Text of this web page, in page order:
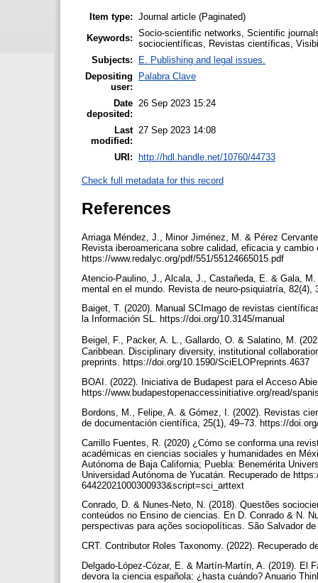
Item type: Journal article (Paginated)
Keywords: Socio-scientific networks, Scientific
sociocientíficas, Revistas científicas,
Subjects:
E. Publishing and legal issues.
Depositing
user:
Palabra Clave
Date
deposited:
26 Sep 2023 15:24
Last
modified:
27 Sep 2023 14:08
URI: http://hdl.handle.net/10760/44733
Check full metadata for this record
References
Arriaga Méndez, J., Minor Jiménez, M. & Pérez
Revista iberoamericana sobre calidad, eficacia y
https://www.redalyc.org/pdf/551/55124665015.pdf
Atencio-Paulino, J., Alcala, J., Castañeda, E. & Gala,
mental en el mundo. Revista de neuro-psiquiatría,
Baiget, T. (2020). Manual SCImago de revistas
la Información SL. https://doi.org/10.3145/manual
Beigel, F., Packer, A. L., Gallardo, O. & Salatino, M.
Caribbean. Disciplinary diversity, institutional
preprints. https://doi.org/10.1590/SciELOPreprints.4637
BOAI. (2022). Iniciativa de Budapest para el Acceso
https://www.budapestopenaccessinitiative.org/read/
Bordons, M., Felipe, A. & Gómez, I. (2002). Revistas
de documentación científica, 25(1), 49–73. https://
Carrillo Fuentes, R. (2020) ¿Cómo se conforma una
académicas en ciencias sociales y humanidades en
Autónoma de Baja California; Puebla: Benemérita
Universidad Autónoma de Yucatán. Recuperado de
64422021000300933&script=sci_arttext
Conrado, D. & Nunes-Neto, N. (2018). Questões
conteúdos no Ensino de ciencias. En D. Conrado & N.
perspectivas para ações sociopolíticas. São Salvador
CRT. Contributor Roles Taxonomy. (2022). Recuperado
Delgado-López-Cózar, E. & Martín-Martín, A. (2019). El
devora la ciencia española: ¿hasta cuándo? Anuario